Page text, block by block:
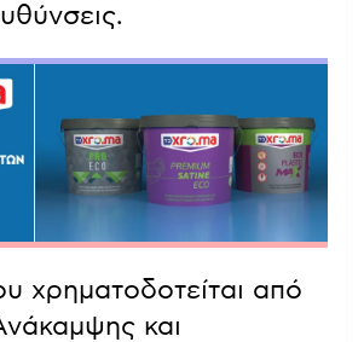
χρηματοδοτείται από
και